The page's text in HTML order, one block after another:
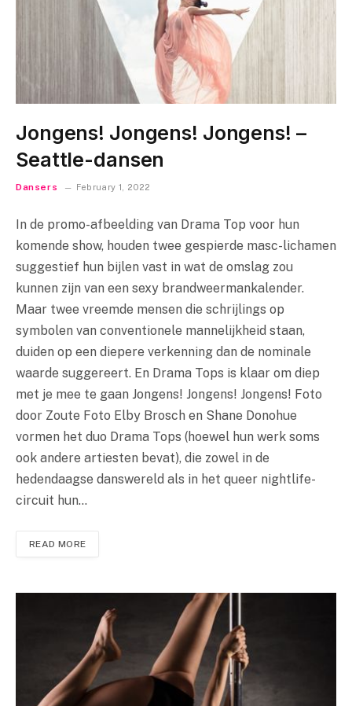
Jongens! Jongens! Jongens! –
Seattle-dansen
Dansers February 1, 2022
In de promo-afbeelding van Drama Top voor hun
komende show, houden twee gespierde masc-lichamen
suggestief hun bijlen vast in wat de omslag zou
kunnen zijn van een sexy brandweermankalender.
Maar twee vreemde mensen die schrijlings op
symbolen van conventionele mannelijkheid staan,
duiden op een diepere verkenning dan de nominale
waarde suggereert. En Drama Tops is klaar om diep
met je mee te gaan Jongens! Jongens! Jongens! Foto
door Zoute Foto Elby Brosch en Shane Donohue
vormen het duo Drama Tops (hoewel hun werk soms
ook andere artiesten bevat), die zowel in de
hedendaagse danswereld als in het queer nightlife-
circuit hun…
READ MORE